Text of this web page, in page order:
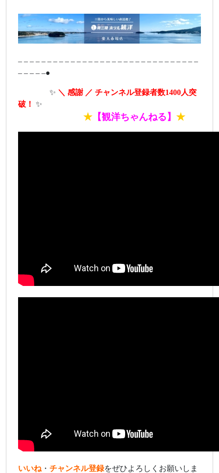
– – – – – – – – – – – – – – – – – – – – – – – – – – – – – – –
– – – – –●
✨ ＼ 感謝 ／ チャンネル登録者数1400人突
破！ ✨
★ 【観洋ちゃんねる】 ★
いいね ・ チャンネル登録をぜひよろしくお願いしま